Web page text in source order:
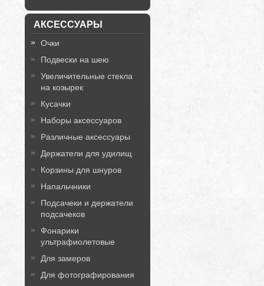
АКСЕССУАРЫ
Очки
Подвески на шею
Увеличительные стекла
на козырек
Кусачки
Наборы аксессуаров
Различные аксессуары
Держатели для удилищ
Корзины для шнуров
Напальчники
Подсачеки и держатели
подсачеков
Фонарики
ультрафиолетовые
Для замеров
Для фотографирования